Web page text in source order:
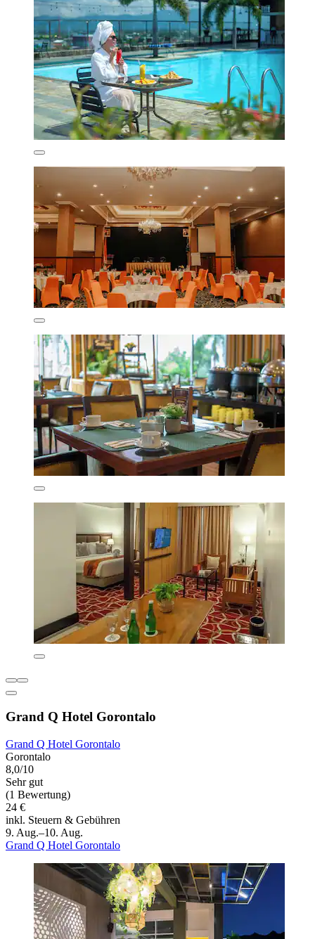
Grand Q Hotel Gorontalo
Grand Q Hotel Gorontalo
Gorontalo
8,0/10
Sehr gut
(1 Bewertung)
24 €
inkl. Steuern & Gebühren
9. Aug.–10. Aug.
Grand Q Hotel Gorontalo